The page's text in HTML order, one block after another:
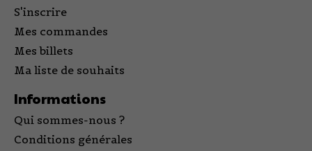
S'inscrire
Mes commandes
Mes billets
Ma liste de souhaits
Informations
Qui sommes-nous ?
Conditions générales